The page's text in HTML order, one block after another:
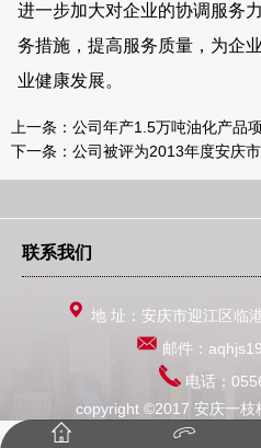
进一步加大对企业的协调服务
务措施，提高服务质量，为企
业健康发展。
上一条： 公司年产1.5万吨油化产品
下一条： 公司被评为2013年度安庆
联系我们
地 址：安庆市迎江区临
邮件：
电话：
copyright ©2017 安庆一枝